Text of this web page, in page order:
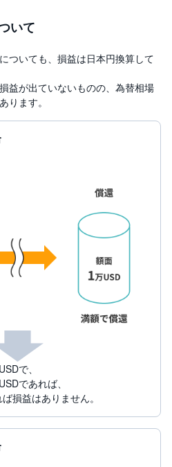
いて
ついても、損益は日本円換算して
益が出ていないものの、為替相場
ります。
で、
であれば、
損益はありません。